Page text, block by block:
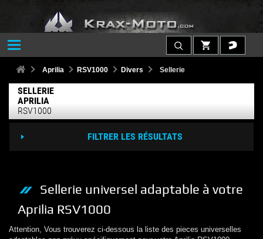
Aprilia RSV1000 Divers Sellerie
SELLERIE
APRILIA
RSV1000
FILTRER LES RÉSULTATS
Sellerie universel adaptable à votre
Aprilia RSV1000
Attention, Vous trouverez ci-dessous la liste des pieces universelles